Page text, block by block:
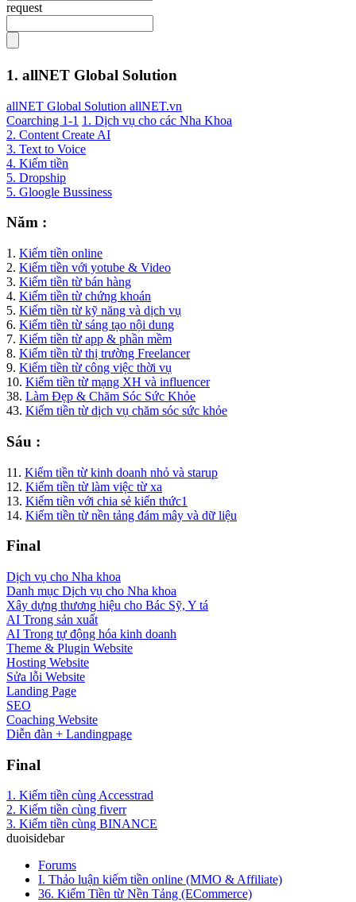
request
1. allNET Global Solution
allNET Global Solution allNET.vn
Coarching 1-1 1. Dịch vụ cho các Nha Khoa
2. Content Create AI
3. Text to Voice
4. Kiếm tiền
5. Dropship
5. Gloogle Bussiness
Năm :
1. Kiếm tiền online
2. Kiếm tiền với yotube & Video
3. Kiếm tiền từ bán hàng
4. Kiếm tiền từ chứng khoán
5. Kiếm tiền từ kỹ năng và dịch vụ
6. Kiếm tiền từ sáng tạo nội dung
7. Kiếm tiền từ app & phần mềm
8. Kiếm tiền từ thị trường Freelancer
9. Kiếm tiền từ công việc thời vụ
10. Kiếm tiền từ mạng XH và influencer
38. Làm Đẹp & Chăm Sóc Sức Khỏe
43. Kiếm tiền từ dịch vụ chăm sóc sức khỏe
Sáu :
11. Kiếm tiền từ kinh doanh nhỏ và starup
12. Kiếm tiền từ làm việc từ xa
13. Kiếm tiền với chia sẻ kiến thức1
14. Kiếm tiền từ nền tảng đám mây và dữ liệu
Final
Dịch vụ cho Nha khoa
Danh mục Dịch vụ cho Nha khoa
Xây dựng thương hiệu cho Bác Sỹ, Y tá
AI Trong sản xuất
AI Trong tự động hóa kinh doanh
Theme & Plugin Website
Hosting Website
Sửa lỗi Website
Landing Page
SEO
Coaching Website
Diễn đàn + Landingpage
Final
1. Kiếm tiền cùng Accesstrad
2. Kiếm tiền cùng fiverr
3. Kiếm tiền cùng BINANCE
duoisidebar
Forums
I. Thảo luận kiếm tiền online (MMO & Affiliate)
36. Kiếm Tiền từ Nền Tảng (ECommerce)